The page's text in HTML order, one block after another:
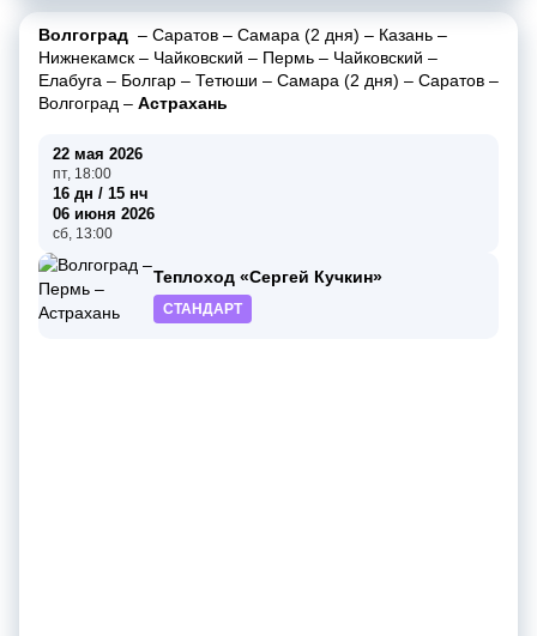
Волгоград – Саратов – Самара (2 дня) – Казань –
Нижнекамск – Чайковский – Пермь – Чайковский –
Елабуга – Болгар – Тетюши – Самара (2 дня) – Саратов –
Волгоград – Астрахань
22 мая 2026
пт, 18:00
16 дн / 15 нч
06 июня 2026
сб, 13:00
Теплоход «Сергей Кучкин»
СТАНДАРТ